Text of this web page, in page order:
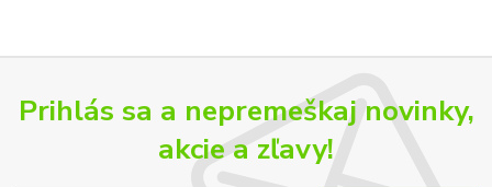
Prihlás sa a nepremeškaj novinky,
akcie a zľavy!